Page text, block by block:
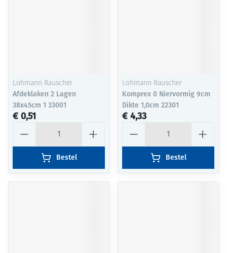
Lohmann Rauscher
Afdeklaken 2 Lagen
38x45cm 1 33001
€ 0,51
Bestel
Lohmann Rauscher
Komprex 0 Niervormig 9cm
Dikte 1,0cm 22301
€ 4,33
Bestel